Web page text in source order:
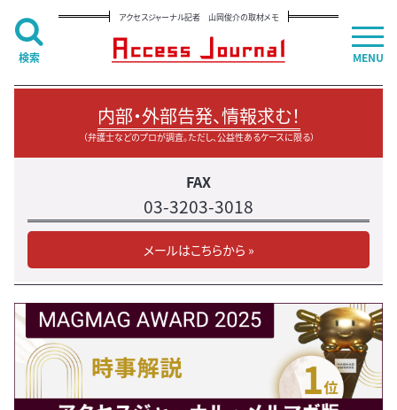
アクセスジャーナル記者 山岡俊介の取材メモ
内部・外部告発、情報求む！
（弁護士などのプロが調査。ただし、公益性あるケースに限る）
FAX
03-3203-3018
メールはこちらから »
MENU
検索